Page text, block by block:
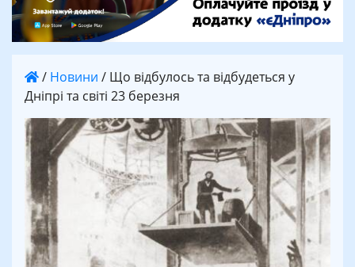
/ Новини / Що відбулось та відбудеться у
Дніпрі та світі 23 березня